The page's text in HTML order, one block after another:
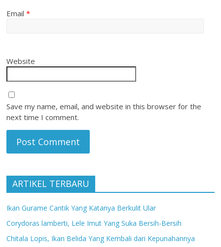
Email*
Website
Save my name, email, and website in this browser for the
next time I comment.
ARTIKEL TERBARU
Ikan Gurame Cantik Yang Katanya Berkulit Ular
Corydoras lamberti, Lele Imut Yang Suka Bersih-Bersih
Chitala Lopis, Ikan Belida Yang Kembali dari Kepunahannya